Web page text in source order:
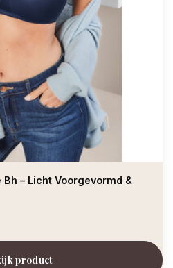
– Licht Voorgevormd &
product